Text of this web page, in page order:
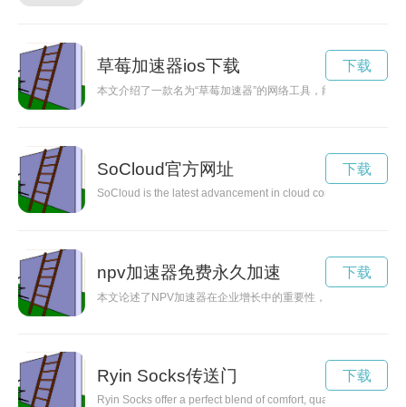
草莓加速器ios下载
本文介绍了一款名为“草莓加速器”的网络工具，能够有效加速
下载
SoCloud官方网址
SoCloud is the latest advancement in cloud computing
下载
npv加速器免费永久加速
本文论述了NPV加速器在企业增长中的重要性，通过分析投资
下载
Ryin Socks传送门
Ryin Socks offer a perfect blend of comfort, quality, style, and
下载